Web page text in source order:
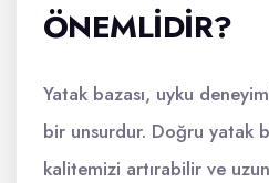
ÖNEMLIDIR?
Yatak bazası, uyku
bir unsurdur. Doğru yatak
kalitemizi artırabilir ve uzun